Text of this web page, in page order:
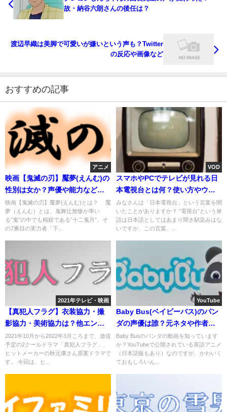
故・納谷六朗さんの後任は？
渡辺早織は美脚で可愛いが嫌いという声も？Twitter
の反応や画像など
おすすめの記事
アニメ
映画【鬼滅の刃】魘夢(えんむ)の
性別は女か？声優や能力など血
鬼術は？
映画【鬼滅の刃】魘夢(えんむ)とは？ 魘
夢（えんむ）とは、鬼舞辻無惨が率い
る”鬼”の中でも精鋭である”十二鬼月”、そ
の7番目の実力者「下...
VOD
スマホやPCでテレビが見れる日
本電視台とは何？使い方やウイ
ルスが心配とは？
みなさんは「日本電視台」という言葉を聞
いたことがありますか？ ”電視台”という単
語は日本語としてはあまり聞き馴染みはな
いですが、この言葉、...
2021年テレビ・映画
【真犯人フラグ】衣装協力・撮
影協力・美術協力は？他エンド
ロールは？
2021年10月から2022年3月ころまで、放送
予定の2クールドラマ「真犯人フラグ」、
ヒットメーカーの秋元康さん原案ドラマで
す。 今回は、ヒ...
YouTube
Baby Bus(ベイビーバス)のパン
ダの声優は誰？元ネタや作者の
情報なども
Baby Busのパンダの動画を知っています
か？YouTubeで公開されている英語アニメ
（日本語版もあり）なのですが、かわいく
ておもしろいん...